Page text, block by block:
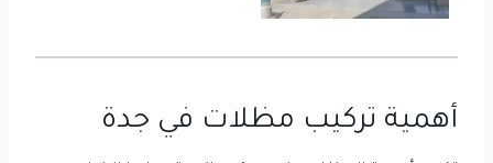
أهمية تركيب مظلات في جدة